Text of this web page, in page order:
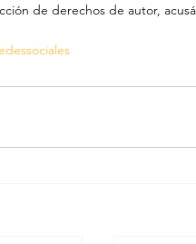
de derechos de autor,